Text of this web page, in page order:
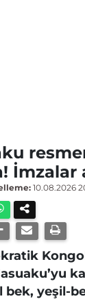
İmzalar
10.08.2026
bek, yeşil-